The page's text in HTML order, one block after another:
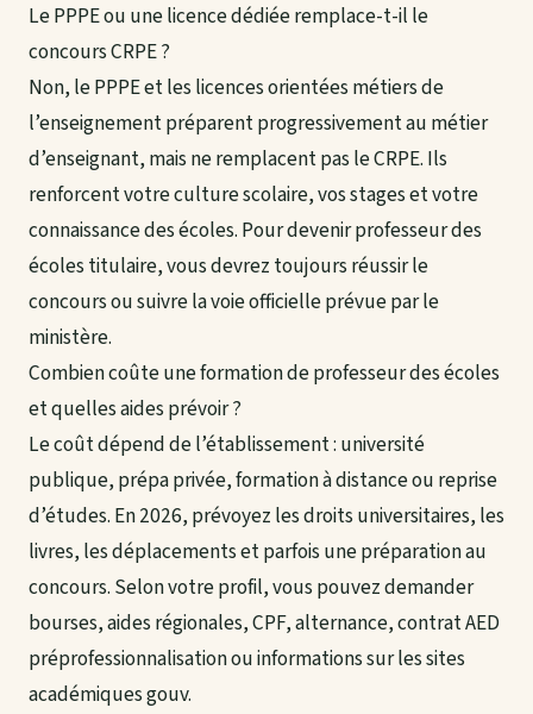
Le PPPE ou une licence dédiée remplace-t-il le
concours CRPE ?
Non, le PPPE et les licences orientées métiers de
l’enseignement préparent progressivement au métier
d’enseignant, mais ne remplacent pas le CRPE. Ils
renforcent votre culture scolaire, vos stages et votre
connaissance des écoles. Pour devenir professeur des
écoles titulaire, vous devrez toujours réussir le
concours ou suivre la voie officielle prévue par le
ministère.
Combien coûte une formation de professeur des écoles
et quelles aides prévoir ?
Le coût dépend de l’établissement : université
publique, prépa privée, formation à distance ou reprise
d’études. En 2026, prévoyez les droits universitaires, les
livres, les déplacements et parfois une préparation au
concours. Selon votre profil, vous pouvez demander
bourses, aides régionales, CPF, alternance, contrat AED
préprofessionnalisation ou informations sur les sites
académiques gouv.